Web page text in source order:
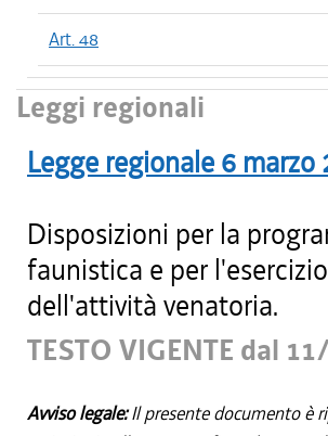
Art. 48
Leggi regionali
Legge regionale 6 marzo
Disposizioni per la
faunistica e per l'esercizio
dell'attività venatoria.
TESTO VIGENTE dal
Avviso legale:Il presente documento è